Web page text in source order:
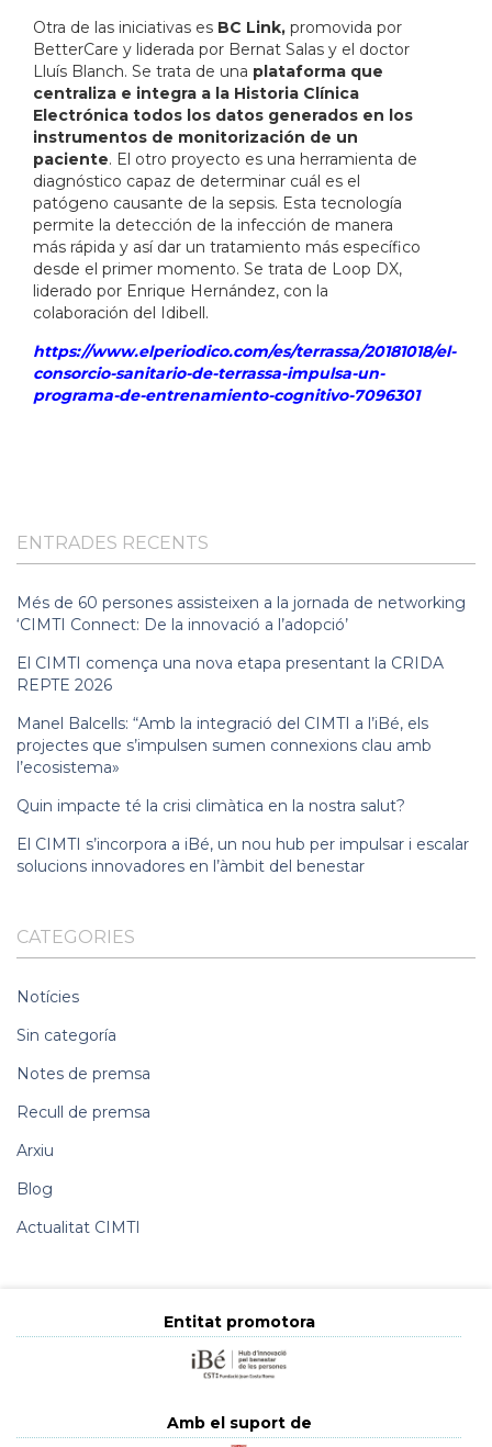
Otra de las iniciativas es BC Link, promovida por
BetterCare y liderada por Bernat Salas y el doctor
Lluís Blanch. Se trata de una plataforma que
centraliza e integra a la Historia Clínica
Electrónica todos los datos generados en los
instrumentos de monitorización de un
paciente. El otro proyecto es una herramienta de
diagnóstico capaz de determinar cuál es el
patógeno causante de la sepsis. Esta tecnología
permite la detección de la infección de manera
más rápida y así dar un tratamiento más específico
desde el primer momento. Se trata de Loop DX,
liderado por Enrique Hernández, con la
colaboración del Idibell.
https://www.elperiodico.com/es/terrassa/20181018/el-
consorcio-sanitario-de-terrassa-impulsa-un-
programa-de-entrenamiento-cognitivo-7096301
ENTRADES RECENTS
Més de 60 persones assisteixen a la jornada de networking
‘CIMTI Connect: De la innovació a l’adopció’
El CIMTI comença una nova etapa presentant la CRIDA
REPTE 2026
Manel Balcells: “Amb la integració del CIMTI a l’iBé, els
projectes que s’impulsen sumen connexions clau amb
l’ecosistema»
Quin impacte té la crisi climàtica en la nostra salut?
El CIMTI s’incorpora a iBé, un nou hub per impulsar i escalar
solucions innovadores en l’àmbit del benestar
CATEGORIES
Notícies
Sin categoría
Notes de premsa
Recull de premsa
Arxiu
Blog
Actualitat CIMTI
Entitat promotora
Amb el suport de